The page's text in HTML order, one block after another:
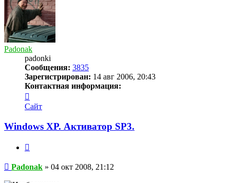
Padonak
padonki
Сообщения: 3835
Зарегистрирован: 14 авг 2006, 20:43
Контактная информация:
информация
пользователя
Padonak
Сайт
Windows XP. Активатор SP3.
Сообщение
Padonak » 04 окт 2008, 21:12